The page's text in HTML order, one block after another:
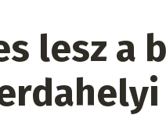
lesz a